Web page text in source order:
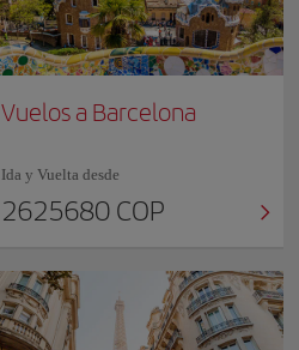
Vuelos a Barcelona
Ida y Vuelta desde
2625680 COP